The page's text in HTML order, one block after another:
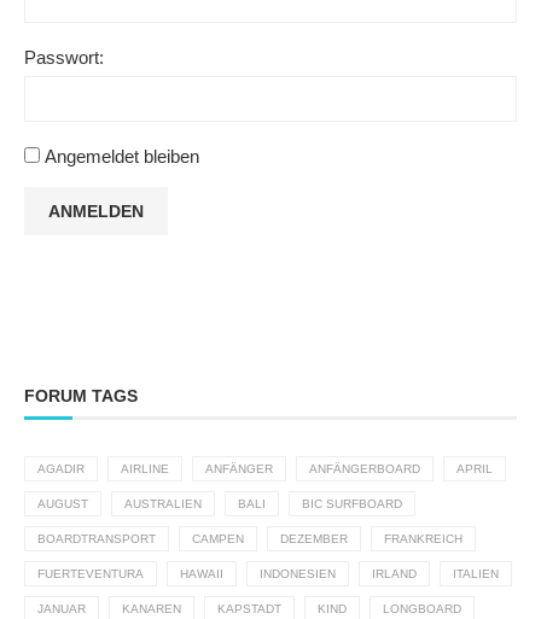
Passwort:
Angemeldet bleiben
ANMELDEN
FORUM TAGS
AGADIR AIRLINE ANFÄNGER ANFÄNGERBOARD APRIL
AUGUST AUSTRALIEN BALI BIC SURFBOARD
BOARDTRANSPORT CAMPEN DEZEMBER FRANKREICH
FUERTEVENTURA HAWAII INDONESIEN IRLAND ITALIEN
JANUAR KANAREN KAPSTADT KIND LONGBOARD